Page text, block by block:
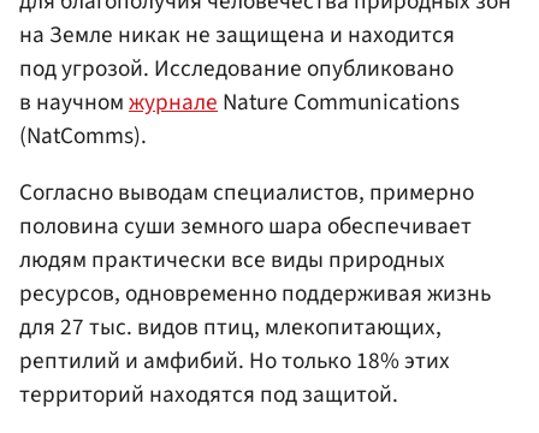
на Земле никак не защищена и находится
под угрозой. Исследование опубликовано
в научномжурналеNature Communications
(NatComms).
Согласно выводам специалистов, примерно
половина суши земного шара обеспечивает
людям практически все виды природных
ресурсов, одновременно поддерживая жизнь
для 27 тыс. видов птиц, млекопитающих,
рептилий и амфибий. Но только 18% этих
территорий находятся под защитой.